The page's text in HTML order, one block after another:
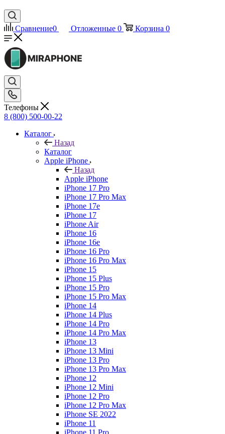
Сравнение0 Отложенные 0 Корзина 0
Телефоны
8 (800) 500-00-22
Каталог
Назад
Каталог
Apple iPhone
Назад
Apple iPhone
iPhone 17 Pro
iPhone 17 Pro Max
iPhone 17e
iPhone 17
iPhone Air
iPhone 16
iPhone 16e
iPhone 16 Pro
iPhone 16 Pro Max
iPhone 15
iPhone 15 Plus
iPhone 15 Pro
iPhone 15 Pro Max
iPhone 14
iPhone 14 Plus
iPhone 14 Pro
iPhone 14 Pro Max
iPhone 13
iPhone 13 Mini
iPhone 13 Pro
iPhone 13 Pro Max
iPhone 12
iPhone 12 Mini
iPhone 12 Pro
iPhone 12 Pro Max
iPhone SE 2022
iPhone 11
iPhone 11 Pro